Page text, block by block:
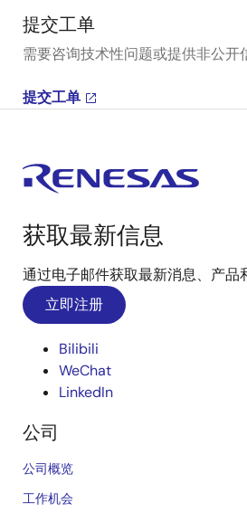
提交工单
需要咨询技术性问题或提供非公开
提交工单
获取最新信息
通过电子邮件获取最新消息、产品
立即注册
Bilibili
WeChat
LinkedIn
公司
公司概览
工作机会